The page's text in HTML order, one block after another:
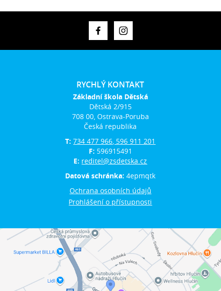
RYCHLÝ KONTAKT
Základní škola Dětská
Dětská 2/915
708 00, Ostrava-Poruba
Česká republika
T:734 477 966, 596 911 201
F: 596915491
E: reditel@zsdetska.cz
Datová schránka:4epmqtk
Ochrana osobních údajů
Prohlášení o přístupnosti